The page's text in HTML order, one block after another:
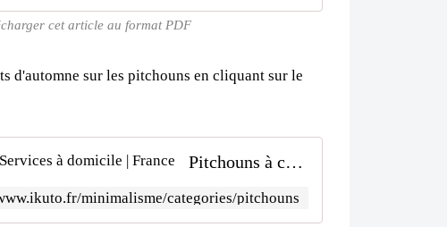
cet article au format PDF
d'automne sur les pitchouns en cliquant sur le
Pitchouns à chaque saison | Ikuto Services à domicile | France
minimalisme/categories/pitchouns